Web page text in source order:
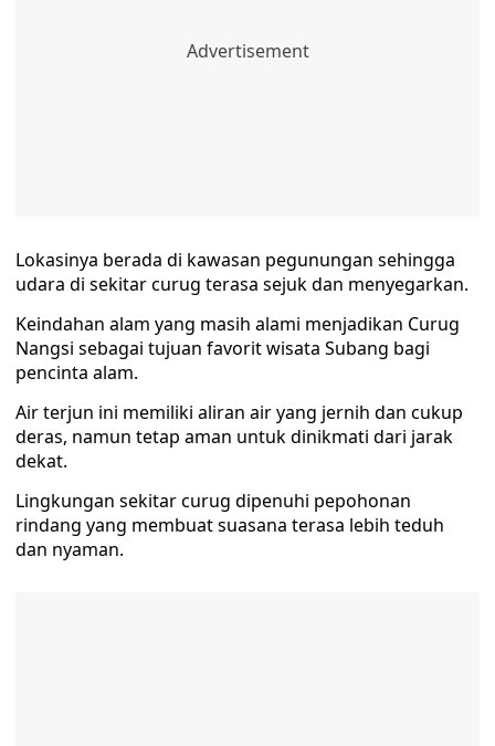
Lokasinya berada di kawasan pegunungan sehingga
udara di sekitar curug terasa sejuk dan menyegarkan.
Keindahan alam yang masih alami menjadikan Curug
Nangsi sebagai tujuan favorit wisata Subang bagi
pencinta alam.
Air terjun ini memiliki aliran air yang jernih dan cukup
deras, namun tetap aman untuk dinikmati dari jarak
dekat.
Lingkungan sekitar curug dipenuhi pepohonan
rindang yang membuat suasana terasa lebih teduh
dan nyaman.